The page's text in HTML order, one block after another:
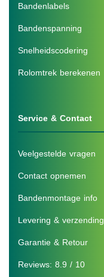
Bandenlabels
Bandenspanning
Snelheidscodering
Rolomtrek berekenen
Service & Contact
Veelgestelde vragen
Contact opnemen
Bandenmontage info
Levering & verzending
Garantie & Retour
Reviews: 8.9 / 10